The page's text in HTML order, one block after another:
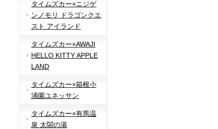
タイムズカー×ニジゲ
ンノモリ ドラゴンクエ
スト アイランド
タイムズカー×AWAJI
HELLO KITTY APPLE
LAND
タイムズカー×箱根小
涌園ユネッサン
タイムズカー×有馬温
泉 太閤の湯